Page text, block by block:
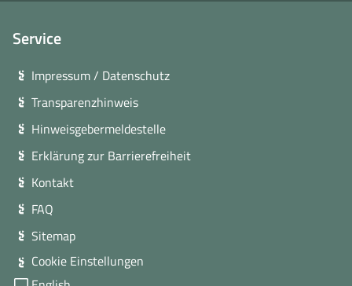
Service
Impressum / Datenschutz
Transparenzhinweis
Hinweisgebermeldestelle
Erklärung zur Barrierefreiheit
Kontakt
FAQ
Sitemap
Cookie Einstellungen